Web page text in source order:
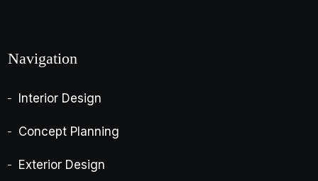
Navigation
Interior Design
Concept Planning
Exterior Design